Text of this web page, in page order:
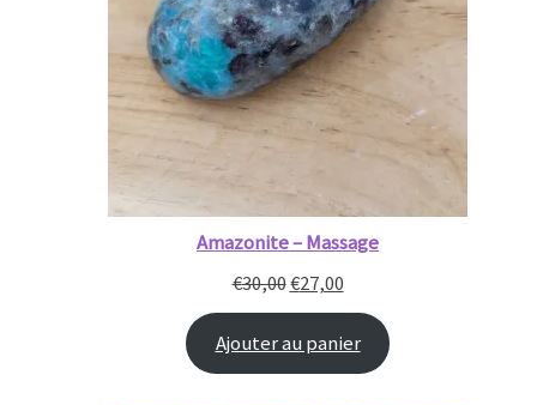
Amazonite – Massage
€30,00€27,00
Ajouter au panier